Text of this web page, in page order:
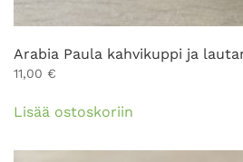
Arabia Paula kahvikuppi ja
11,00 €
Lisää ostoskoriin